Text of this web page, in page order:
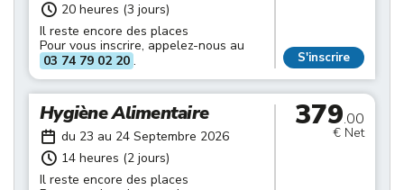
20 heures (3 jours)
Il reste encore des places
Pour vous inscrire, appelez-nous au
03 74 79 02 20 . S'inscrire
Hygiène Alimentaire
du 23 au 24 Septembre 2026
14 heures (2 jours)
Il reste encore des places
379.00
€ Net